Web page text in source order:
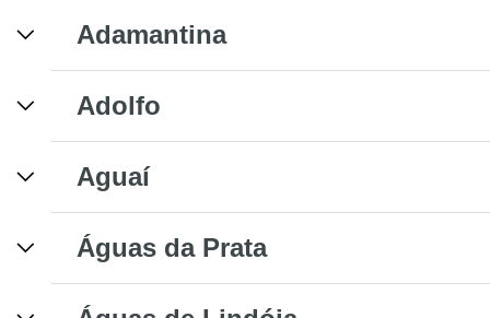
Adamantina
Adolfo
Aguaí
Águas da Prata